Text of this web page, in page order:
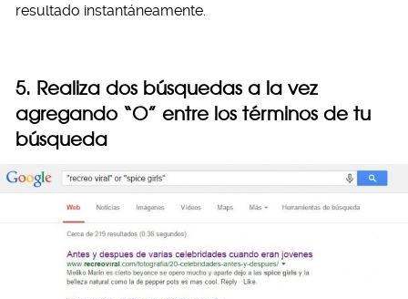
resultado instantáneamente.
5. Realiza dos búsquedas a la vez
agregando “O” entre los términos de tu
búsqueda